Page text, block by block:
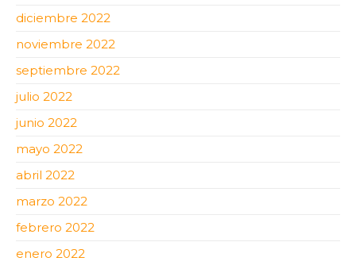
diciembre 2022
noviembre 2022
septiembre 2022
julio 2022
junio 2022
mayo 2022
abril 2022
marzo 2022
febrero 2022
enero 2022